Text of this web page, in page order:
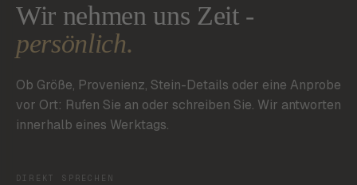
Wir nehmen uns Zeit -
persönlich.
Ob Größe, Provenienz, Stein-Details oder eine Anprobe
vor Ort: Rufen Sie an oder schreiben Sie. Wir antworten
innerhalb eines Werktags.
DIREKT SPRECHEN